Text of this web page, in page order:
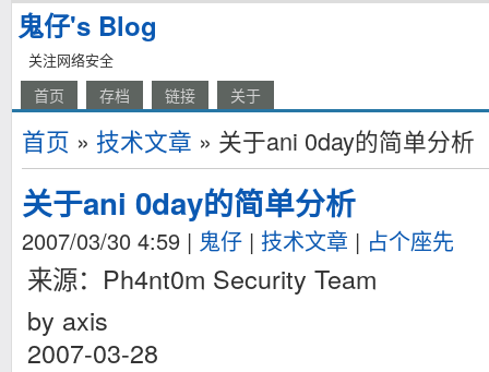
鬼仔's Blog
关注网络安全
首页 存档 链接 关于
首页 » 技术文章 » 关于ani 0day的简单分析
关于ani 0day的简单分析
2007/03/30 4:59 | 鬼仔 | 技术文章 | 占个座先
来源：Ph4nt0m Security Team
by axis
2007-03-28